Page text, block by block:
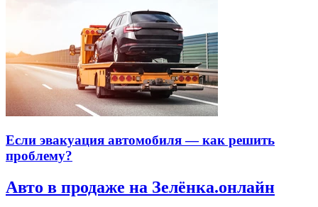
Если эвакуация автомобиля — как решить
проблему?
Авто в продаже на Зелёнка.онлайн